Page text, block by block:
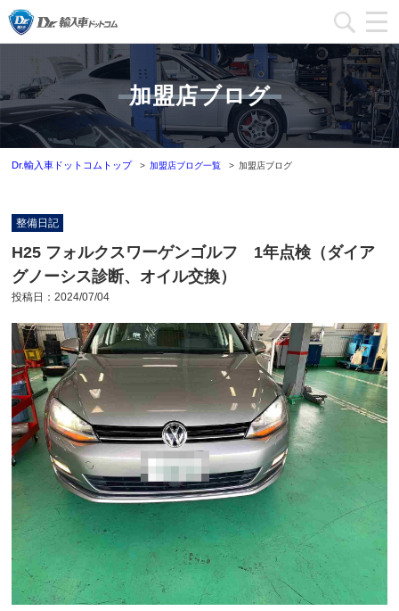
加盟店一覧
加盟店ブログ一覧
インフォメーション
加盟店募集
本部問い合わせ
加盟店ブログ
Dr.輸入車ドットコムトップ 加盟店ブログ一覧 加盟店ブログ
整備日記
H25 フォルクスワーゲンゴルフ 1年点検（ダイア
グノーシス診断、オイル交換）
投稿日：2024/07/04